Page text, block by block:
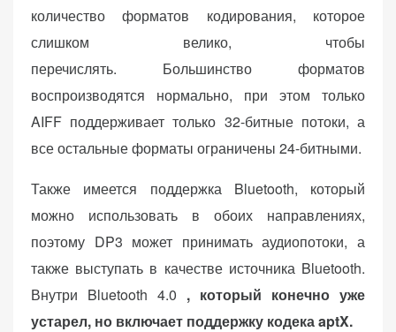
количество форматов кодирования, которое
слишком велико, чтобы
перечислять. Большинство форматов
воспроизводятся нормально, при этом только
AIFF поддерживает только 32-битные потоки, а
все остальные форматы ограничены 24-битными.
Также имеется поддержка Bluetooth, который
можно использовать в обоих направлениях,
поэтому DP3 может принимать аудиопотоки, а
также выступать в качестве источника Bluetooth.
Внутри Bluetooth 4.0 , который конечно уже
устарел, но включает поддержку кодека aptX.